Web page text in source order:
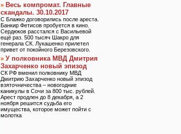
» Весь компромат. Главные
скандалы. 30.10.2017
С Блажко договорились после ареста.
Банкир Фетисов пробуется в кино.
Сердюков расстался с Васильевой
ещё раз. 500 тысяч Шакро для
генерала СК. Лукашенко прилетел
привет от покойного Березовского.
» У полковника МВД Дмитрия
Захарченко новый эпизод
СК РФ вменил полковнику МВД
Дмитрию Захарченко новый эпизод
взяточничества – новогодние
каникулы в Сочи за 800 тыс. рублей.
Арест продлен до 8 декабря, а 2
ноября решится судьба его
имущества, которое может пойти с
молотка